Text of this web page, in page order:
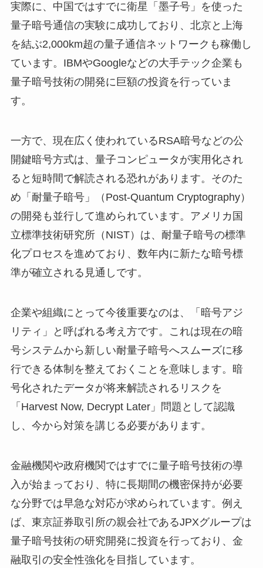
実際に、中国ではすでに衛星「墨子号」を使った
量子暗号通信の実験に成功しており、北京と上海
を結ぶ2,000km超の量子通信ネットワークも稼働し
ています。IBMやGoogleなどの大手テック企業も
量子暗号技術の開発に巨額の投資を行っていま
す。
一方で、現在広く使われているRSA暗号などの公
開鍵暗号方式は、量子コンピュータが実用化され
ると短時間で解読される恐れがあります。そのた
め「耐量子暗号」（Post-Quantum Cryptography）
の開発も並行して進められています。アメリカ国
立標準技術研究所（NIST）は、耐量子暗号の標準
化プロセスを進めており、数年内に新たな暗号標
準が確立される見通しです。
企業や組織にとって今後重要なのは、「暗号アジ
リティ」と呼ばれる考え方です。これは現在の暗
号システムから新しい耐量子暗号へスムーズに移
行できる体制を整えておくことを意味します。暗
号化されたデータが将来解読されるリスクを
「Harvest Now, Decrypt Later」問題として認識
し、今から対策を講じる必要があります。
金融機関や政府機関ではすでに量子暗号技術の導
入が始まっており、特に長期間の機密保持が必要
な分野では早急な対応が求められています。例え
ば、東京証券取引所の親会社であるJPXグループは
量子暗号技術の研究開発に投資を行っており、金
融取引の安全性強化を目指しています。